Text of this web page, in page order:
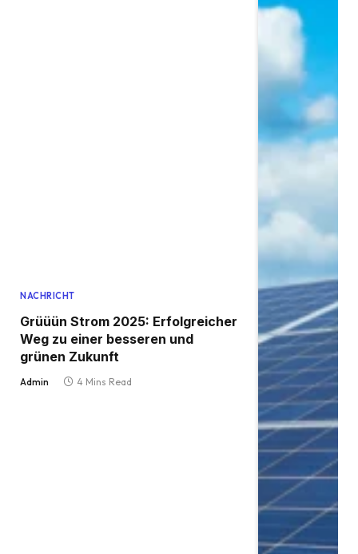
NACHRICHT
Grüüün Strom 2025: Erfolgreicher
Weg zu einer besseren und
grünen Zukunft
Admin 4 Mins Read